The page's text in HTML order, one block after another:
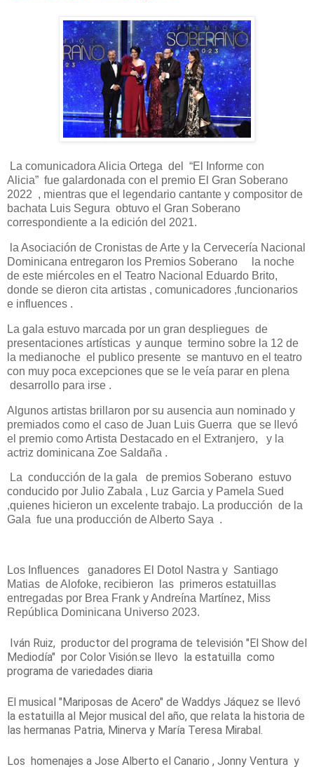
La comunicadora Alicia Ortega del “El Informe con
Alicia” fue galardonada con el premio El Gran Soberano
2022 , mientras que el legendario cantante y compositor de
bachata Luis Segura obtuvo el Gran Soberano
correspondiente a la edición del 2021.
la Asociación de Cronistas de Arte y la Cervecería Nacional
Dominicana entregaron los Premios Soberano
la noche
de este miércoles en el Teatro Nacional Eduardo Brito,
donde se dieron cita artistas , comunicadores ,funcionarios
e influences .
La gala estuvo marcada por un gran despliegues de
presentaciones artísticas y aunque termino sobre la 12 de
la medianoche el publico presente se mantuvo en el teatro
con muy poca excepciones que se le veía parar en plena
desarrollo para irse .
Algunos artistas brillaron por su ausencia aun nominado y
premiados como el caso de Juan Luis Guerra que se llevó
el premio como Artista Destacado en el Extranjero,
y la
actriz dominicana Zoe Saldaña .
La conducción de la gala de premios Soberano estuvo
conducido por Julio Zabala , Luz Garcia y Pamela Sued
,quienes hicieron un excelente trabajo. La producción de la
Gala fue una producción de Alberto Saya .
Los Influences ganadores El Dotol Nastra y Santiago
Matias de Alofoke, recibieron las primeros estatuillas
entregadas por Brea Frank y Andreína Martínez, Miss
República Dominicana Universo 2023.
Iván Ruiz, productor del programa de televisión "El Show del
Mediodía" por Color Visión.se llevo la estatuilla como
programa de variedades diaria
El musical "Mariposas de Acero" de Waddys Jáquez se llevó
la estatuilla al Mejor musical del año, que relata la historia de
las hermanas Patria, Minerva y María Teresa Mirabal.
Los homenajes a Jose Alberto el Canario , Jonny Ventura y